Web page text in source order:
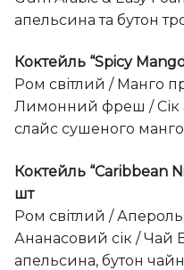
апельсина та бутон
Коктейль “Spicy
Ром світлий / Манго
Лимонний фреш / Сік
слайс сушеного манго
Коктейль “Caribbean
шт
Ром світлий /
Ананасовий сік / Чай
апельсина, бутон